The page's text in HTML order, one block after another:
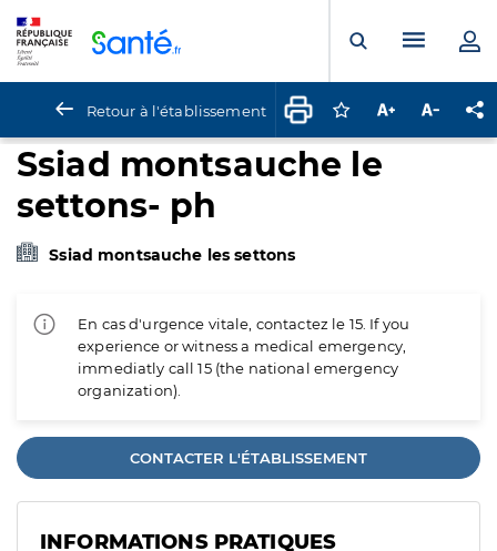
Ouvrir laMenu
Retour à l'établissement Connectez-vous
Augmenter la
Ssiad montsauche le
settons- ph
Ssiad montsauche les settons
En cas d'urgence vitale, contactez le 15. If you
experience or witness a medical emergency,
immediatly call 15 (the national emergency
organization).
CONTACTER L'ÉTABLISSEMENT
INFORMATIONS PRATIQUES